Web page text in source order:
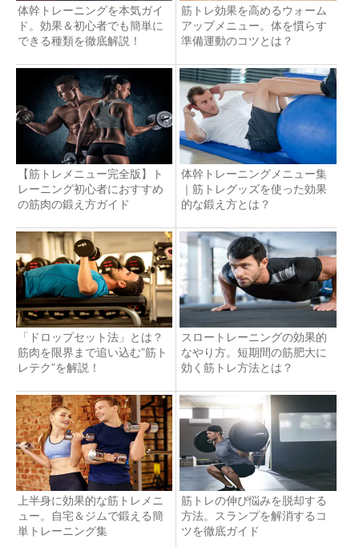
体幹トレーニングを本気ガイ
ド。効果＆初心者でも簡単に
できる種類を徹底解説！
筋トレ効果を高めるウォーム
アップメニュー。体を慣らす
準備運動のコツとは？
【筋トレメニュー完全版】ト
レーニング初心者におすすめ
の筋肉の鍛え方ガイド
体幹トレーニングメニュー集
｜筋トレグッズを使った効果
的な鍛え方とは？
「ドロップセット法」とは？
筋肉を限界まで追い込む”筋ト
レテク”を解説！
スロートレーニングの効果的
なやり方。短期間の筋肥大に
効く筋トレ方法とは？
上半身に効果的な筋トレメニ
ュー。自宅＆ジムで鍛える簡
単トレーニング集
筋トレの伸び悩みを脱却する
方法。スランプを解消するコ
ツを徹底ガイド